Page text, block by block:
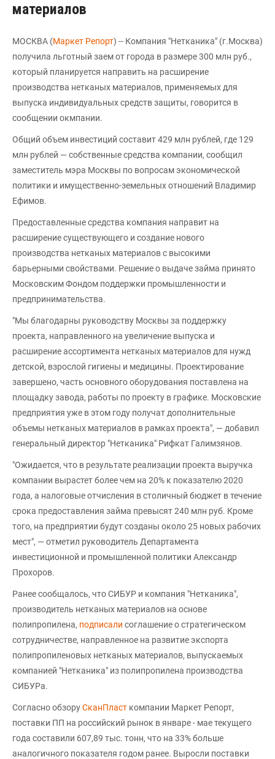
материалов
МОСКВА (Маркет Репорт) -- Компания "Нетканика" (г.Москва)
получила льготный заем от города в размере 300 млн руб.,
который планируется направить на расширение
производства нетканых материалов, применяемых для
выпуска индивидуальных средств защиты, говорится в
сообщении окмпании.
Общий объем инвестиций составит 429 млн рублей, где 129
млн рублей — собственные средства компании, сообщил
заместитель мэра Москвы по вопросам экономической
политики и имущественно-земельных отношений Владимир
Ефимов.
Предоставленные средства компания направит на
расширение существующего и создание нового
производства нетканых материалов с высокими
барьерными свойствами. Решение о выдаче займа принято
Московским Фондом поддержки промышленности и
предпринимательства.
"Мы благодарны руководству Москвы за поддержку
проекта, направленного на увеличение выпуска и
расширение ассортимента нетканых материалов для нужд
детской, взрослой гигиены и медицины. Проектирование
завершено, часть основного оборудования поставлена на
площадку завода, работы по проекту в графике. Московские
предприятия уже в этом году получат дополнительные
объемы нетканых материалов в рамках проекта", — добавил
генеральный директор "Нетканика" Рифкат Галимзянов.
"Ожидается, что в результате реализации проекта выручка
компании вырастет более чем на 20% к показателю 2020
года, а налоговые отчисления в столичный бюджет в течение
срока предоставления займа превысят 240 млн руб. Кроме
того, на предприятии будут созданы около 25 новых рабочих
мест", — отметил руководитель Департамента
инвестиционной и промышленной политики Александр
Прохоров.
Ранее сообщалось, что СИБУР и компания "Нетканика",
производитель нетканых материалов на основе
полипропилена, подписали соглашение о стратегическом
сотрудничестве, направленное на развитие экспорта
полипропиленовых нетканых материалов, выпускаемых
компанией "Нетканика" из полипропилена производства
СИБУРа.
Согласно обзоруСканПласт компании Маркет Репорт,
поставки ПП на российский рынок в январе - мае текущего
года составили 607,89 тыс. тонн, что на 33% больше
аналогичного показателя годом ранее. Выросли поставки